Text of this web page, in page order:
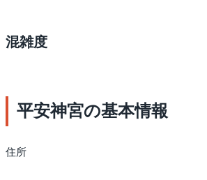
混雑度
平安神宮の基本情報
住所